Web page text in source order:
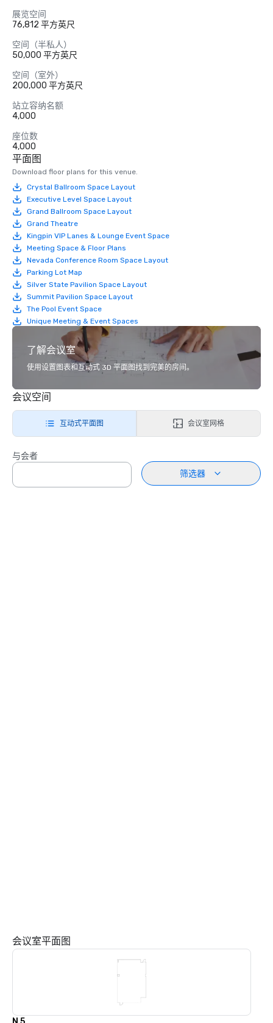
展览空间
76,812 平方英尺
空间（半私人）
50,000 平方英尺
空间（室外）
200,000 平方英尺
站立容纳名额
4,000
座位数
4,000
平面图
Download floor plans for this venue.
Crystal Ballroom Space Layout
Executive Level Space Layout
Grand Ballroom Space Layout
Grand Theatre
Kingpin VIP Lanes & Lounge Event Space
Meeting Space & Floor Plans
Nevada Conference Room Space Layout
Parking Lot Map
Silver State Pavilion Space Layout
Summit Pavilion Space Layout
The Pool Event Space
Unique Meeting & Event Spaces
了解会议室
使用设置图表和互动式 3D 平面图找到完美的房间。
会议空间
互动式平面图 会议室网格
与会者
筛选器
会议室平面图